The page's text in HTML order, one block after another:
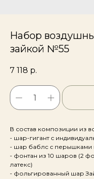
Набор
зайкой №55
7 118 р.
В состав композиции из
- шар-гигант с
- шар баблс с перышками
- фонтан из 10 шаров (2
латекс)
- фольгированный шар